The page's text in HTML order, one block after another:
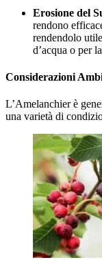
Erosione del
rendono
rendendolo
d’acqua o per
Considerazioni
L’Amelanchier è
una varietà di